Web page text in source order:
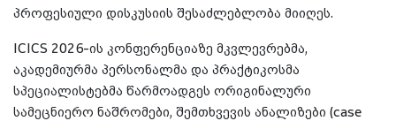
პროფესიული დისკუსიის შესაძლებლობა მიიღეს.
ICICS 2026-ის კონფერენციაზე მკვლევრებმა,
აკადემიურმა პერსონალმა და პრაქტიკოსმა
სპეციალისტებმა წარმოადგეს ორიგინალური
სამეცნიერო ნაშრომები, შემთხვევის ანალიზები (case